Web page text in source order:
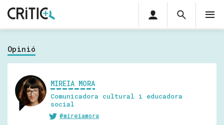
Cerca
Cerca
privada
Inicia sessió
Opinió
MIREIA MORA
Comunicadora cultural i educadora
social
@mireiamora